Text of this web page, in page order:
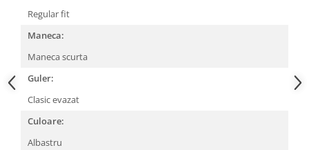
Regular fit
Maneca:
Maneca scurta
Guler:
Clasic evazat
Culoare:
Albastru